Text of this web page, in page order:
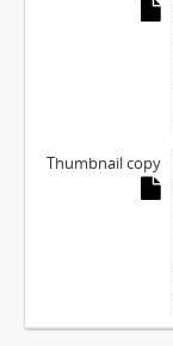
Thumbnail copy